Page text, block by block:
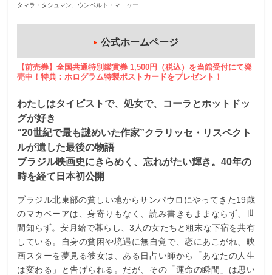
タマラ・タシュマン、ウンベルト・マニャーニ
公式ホームページ
【前売券】全国共通特別鑑賞券 1,500円（税込）を当館受付にて発
売中！特典：ホログラム特製ポストカードをプレゼント！
わたしはタイピストで、処⼥で、コーラとホットドッ
グが好き
“20世紀で最も謎めいた作家”クラリッセ・リスペクト
ルが遺した最後の物語
ブラジル映画史にきらめく、忘れがたい輝き。40年の
時を経て⽇本初公開
ブラジル北東部の貧しい地からサンパウロにやってきた19歳
のマカベーアは、身寄りもなく、読み書きもままならず、世
間知らず。安月給で暮らし、3人の女たちと粗末な下宿を共有
している。自身の貧困や境遇に無自覚で、恋にあこがれ、映
画スターを夢見る彼女は、ある日占い師から「あなたの人生
は変わる」と告げられる。だが、その「運命の瞬間」は思い